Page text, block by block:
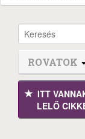
ROVATOK
ITT
LELŐ